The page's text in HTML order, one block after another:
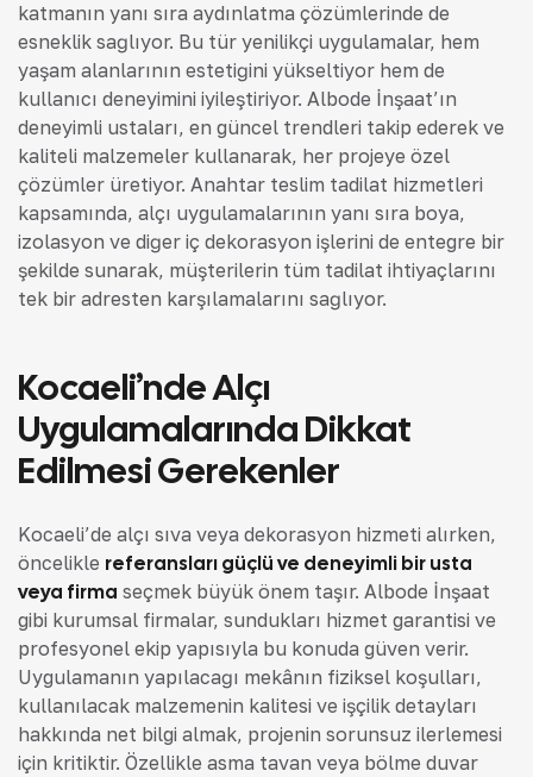
katmanın yanı sıra aydınlatma çözümlerinde de
esneklik sağlıyor. Bu tür yenilikçi uygulamalar, hem
yaşam alanlarının estetiğini yükseltiyor hem de
kullanıcı deneyimini iyileştiriyor. Albode İnşaat’ın
deneyimli ustaları, en güncel trendleri takip ederek ve
kaliteli malzemeler kullanarak, her projeye özel
çözümler üretiyor. Anahtar teslim tadilat hizmetleri
kapsamında, alçı uygulamalarının yanı sıra boya,
izolasyon ve diğer iç dekorasyon işlerini de entegre bir
şekilde sunarak, müşterilerin tüm tadilat ihtiyaçlarını
tek bir adresten karşılamalarını sağlıyor.
Kocaeli’nde Alçı
Uygulamalarında Dikkat
Edilmesi Gerekenler
Kocaeli’de alçı sıva veya dekorasyon hizmeti alırken,
öncelikle referansları güçlü ve deneyimli bir usta
veya firma seçmek büyük önem taşır. Albode İnşaat
gibi kurumsal firmalar, sundukları hizmet garantisi ve
profesyonel ekip yapısıyla bu konuda güven verir.
Uygulamanın yapılacağı mekânın fiziksel koşulları,
kullanılacak malzemenin kalitesi ve işçilik detayları
hakkında net bilgi almak, projenin sorunsuz ilerlemesi
için kritiktir. Özellikle asma tavan veya bölme duvar